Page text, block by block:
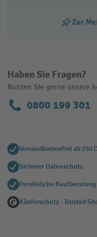
Zur
Haben Sie Fragen?
Nutzen Sie gerne unsere
0800 199 301
Versandkostenfrei ab 250
Sicherer Datenschutz
Persönliche Kaufberatung
Käuferschutz - Trusted